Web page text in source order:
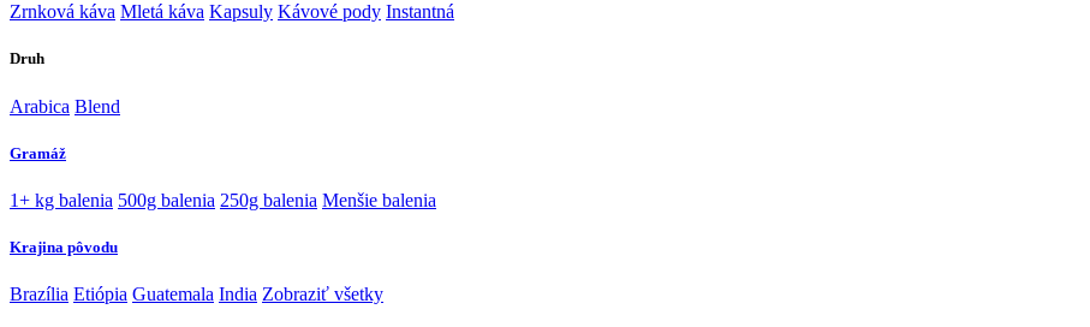
Zrnková káva Mletá káva Kapsuly Kávové pody Instantná
Druh
Arabica Blend
Gramáž
1+ kg balenia 500g balenia 250g balenia Menšie balenia
Krajina pôvodu
Brazília Etiópia Guatemala India Zobraziť všetky